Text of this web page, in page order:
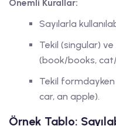
Önemli Kurallar:
Sayılarla
Tekil (singular)
(book/books,
Tekil formdayken
car, an apple).
Örnek Tablo: